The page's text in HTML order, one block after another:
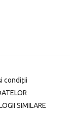
condiții
SIMILARE